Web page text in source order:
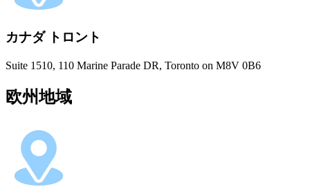
カナダ トロント
Suite 1510, 110 Marine Parade DR, Toronto on M8V 0B6
欧州地域